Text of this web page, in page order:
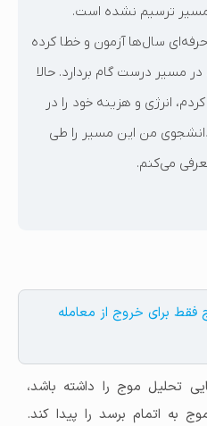
مسیر ترسیم نشده است.
سال‌ها آزمون و خطا کرده
در مسیر درست گام بردارد. حالا
انرژی و هزینه خود را در
من این مسیر را طی
می‌کنم.
فقط برای خروج از معامله
تحلیل موج را داشته باشد،
به اتمام برسد را پیدا کند.